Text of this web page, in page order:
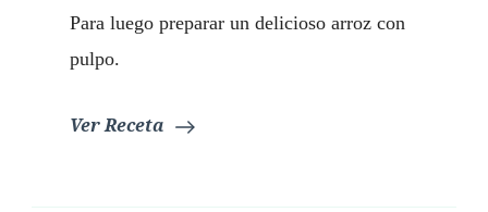
Para luego preparar un delicioso arroz con
pulpo.
Ver Receta